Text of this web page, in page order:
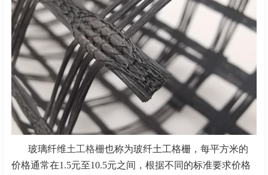
玻璃纤维土工格栅也称为玻纤土工格栅，每平方米的
价格通常在1.5元至10.5元之间，根据不同的标准要求价格